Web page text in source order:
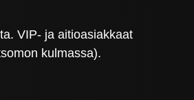
VIP- ja aitioasiakkaat
kulmassa).